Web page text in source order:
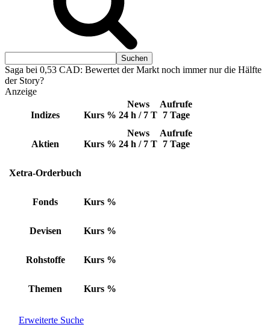
Saga bei 0,53 CAD: Bewertet der Markt noch immer nur die Hälfte
der Story?
Anzeige
Indizes Kurs %
News
24 h / 7 T
Aufrufe
7 Tage
Aktien Kurs %
News
24 h / 7 T
Aufrufe
7 Tage
Xetra-Orderbuch
Fonds Kurs %
Devisen Kurs %
Rohstoffe Kurs %
Themen Kurs %
Erweiterte Suche